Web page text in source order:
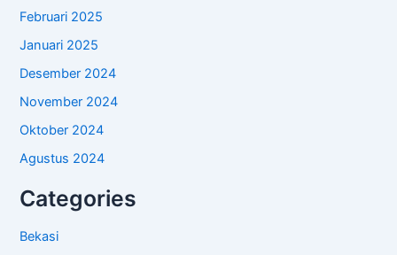
Februari 2025
Januari 2025
Desember 2024
November 2024
Oktober 2024
Agustus 2024
Categories
Bekasi